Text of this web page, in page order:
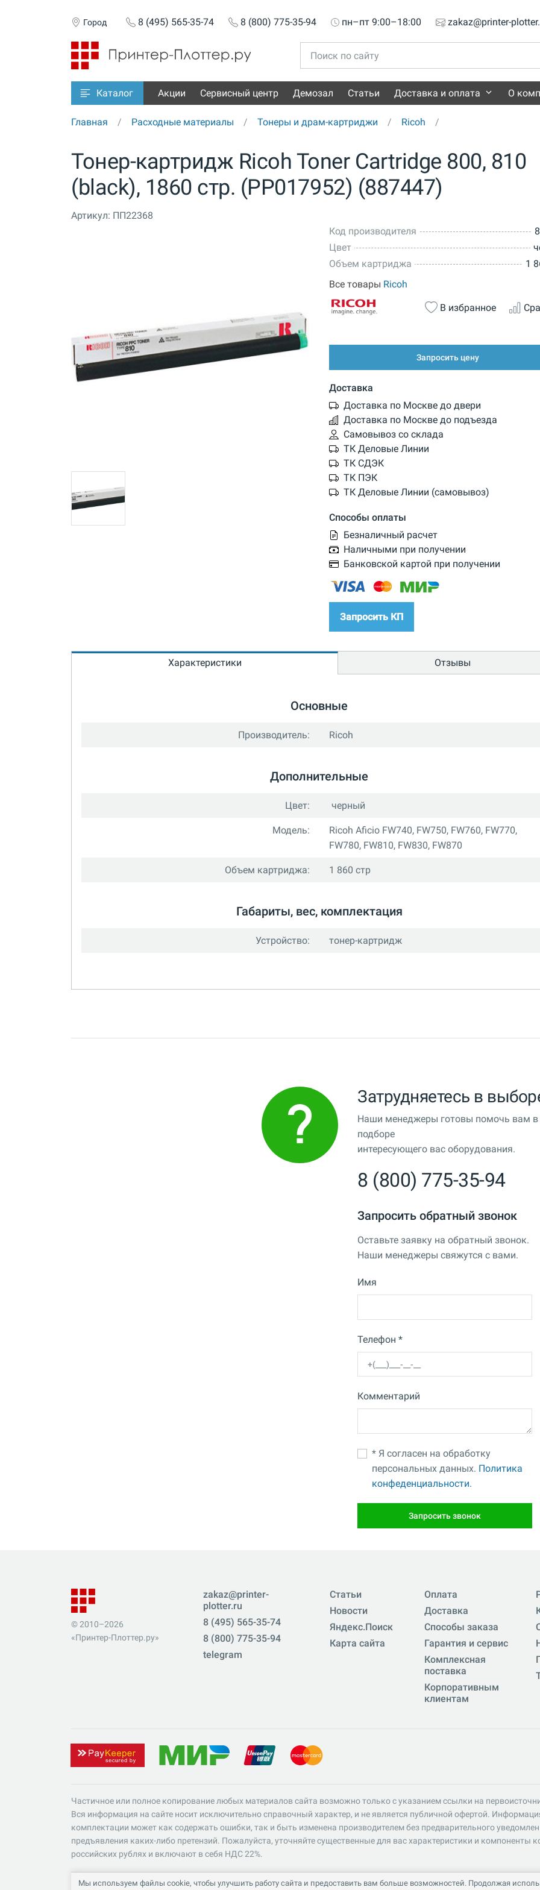
Город 8 (495) 565-35-74 8 (800) 775-35-94 пн–пт 9:00–18:00 zakaz@printer-
Каталог Акции Сервисный центр Демозал Статьи Доставка и оплата О
Главная Расходные материалы Тонеры и драм-картриджи Ricoh
Тонер-картридж Ricoh Toner Cartridge 800, 810
(black), 1860 стр. (PP017952) (887447)
Артикул: ПП22368
Код производителя
Цвет
Объем картриджа
1
Все товары Ricoh
В избранное
Запросить цену
Доставка
Доставка по Москве до двери
Доставка по Москве до подъезда
Самовывоз со склада
ТК Деловые Линии
ТК СДЭК
ТК ПЭК
ТК Деловые Линии (самовывоз)
Способы оплаты
Безналичный расчет
Наличными при получении
Банковской картой при получении
Запросить КП
Характеристики Отзывы
Основные
Производитель: Ricoh
Дополнительные
Цвет: черный
Модель:
Ricoh Aficio FW740, FW750, FW760, FW770,
FW780, FW810, FW830, FW870
Объем картриджа: 1 860 стр
Габариты, вес, комплектация
Устройство: тонер-картридж
Затрудняетесь в
Наши менеджеры готовы помочь вам в
подборе
интересующего вас оборудования.
8 (800) 775-35-94
Запросить обратный звонок
Оставьте заявку на обратный звонок.
Наши менеджеры свяжутся с вами.
Имя
Телефон *
Комментарий
* Я согласен на обработку
персональных данных. Политика
конфеденциальности.
Запросить звонок
© 2010–2026
«Принтер-Плоттер.ру»
zakaz@printer-
plotter.ru
8 (495) 565-35-74
8 (800) 775-35-94
telegram
Статьи
Новости
Яндекс.Поиск
Карта сайта
Оплата
Доставка
Способы заказа
Гарантия и сервис
Комплексная
поставка
Корпоративным
клиентам
Частичное или полное копирование любых материалов сайта возможно только с указанием ссылки на
Вся информация на сайте носит исключительно справочный характер, и не является публичной офертой.
комплектации может как содержать ошибки, так и быть изменена производителем без предварительного
предъявления каких-либо претензий. Пожалуйста, уточняйте существенные для вас характеристики и компоненты
российских рублях и включают в себя НДС 22%.
Мы используем файлы cookie, чтобы улучшить работу сайта и предоставить вам больше возможностей. Продолжая